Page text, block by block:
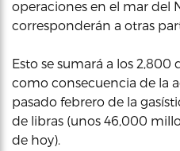
operaciones en el mar del
corresponderán a otras
Esto se sumará a los
como consecuencia de la
pasado febrero de la
de libras (unos 46,000
de hoy).